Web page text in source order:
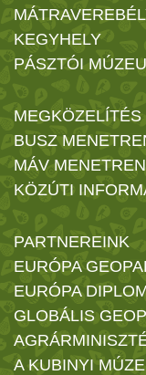
KEGYHELY
PÁSZTÓI
MEGKÖZELÍTÉS
BUSZ
MÁV
KÖZÚTI
PARTNEREINK
EURÓPA
EURÓPA
GLOBÁLIS
A KUBINYI